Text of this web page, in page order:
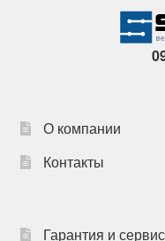
О компании
Контакты
Гарантия и сервис